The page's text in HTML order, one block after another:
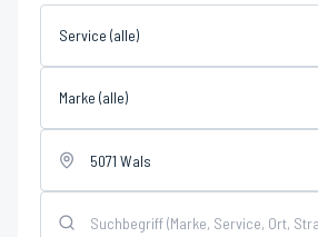
Service (alle)
Marke (alle)